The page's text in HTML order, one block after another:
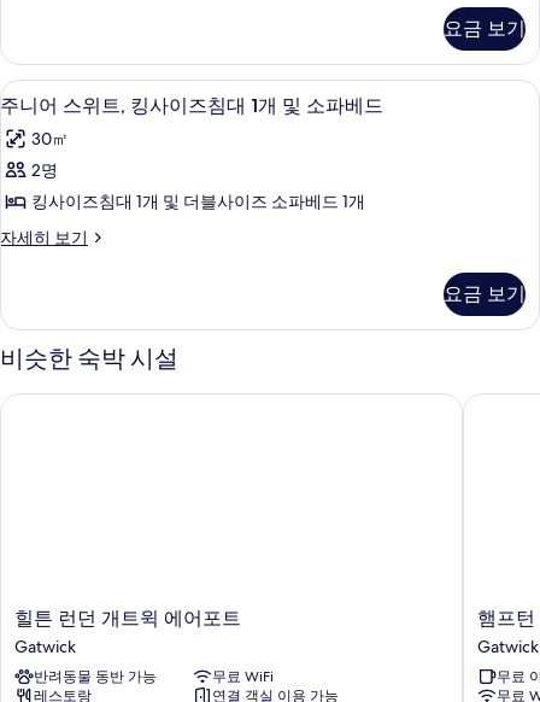
기
개
사
진
모
두
보
기
즈
침
대
개
자
히
보
기
요금 보기
주
니
어
스
위
트,
사
이
즈
침
베
드
사
주니어 스위트, 킹사이즈침대 1개 및
5
주니어 스위트, 킹사이즈침대 1개 및 소파베드
30㎡
2명
킹사이즈침대 1개 및 더블사이즈 소파베드 1개
자세히 보기
주
위
트,
킹
이
자
세
요금 보기
비슷한 숙박 시설
힐
튼
런
던
힐튼 런던 개트윅 에어포트
Gatwick
반려동물 동반 가능
무료 WiFi
레스토랑
연결 객실 이용 가능
힐튼 런던 개트윅 에어포트
햄
프
턴
바
햄프
Gatwick
무료
무료
햄프턴